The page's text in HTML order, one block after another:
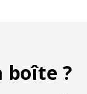
boîte ?